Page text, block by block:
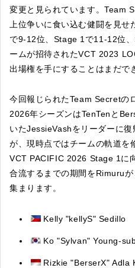
変更と見られています。Team
上位争いに食い込む健闘を見
で9-12位、Stage 1で11-12位
ームが招待されたVCT 2023
出場権を手にすることはまだで
今回報じられたTeam Secretの
2026年シーズンはTenTenと
いたJessieVashをリーダーに
が、現時点ではチームの軌道を
VCT PACIFIC 2026 Stage 1に
合流するまでの期間をRimuru
集まります。
Kelly "kellyS" Sedillo
Ko "Sylvan" Young-
Rizkie "BerserX" Adla